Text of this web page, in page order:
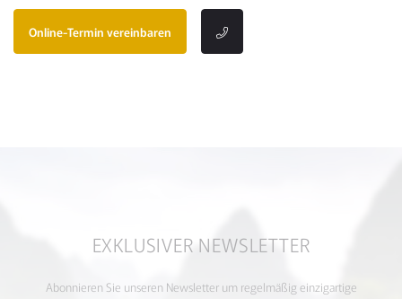
Online-Termin vereinbaren
EXKLUSIVER NEWSLETTER
Abonnieren Sie unseren Newsletter um regelmäßig einzigartige